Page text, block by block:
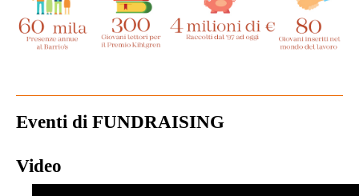
Eventi di FUNDRAISING
Video